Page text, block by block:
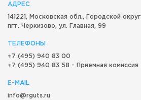
АДРЕС
141221, Московская обл., Городской округ
пгт. Черкизово, ул. Главная, 99
ТЕЛЕФОНЫ
+7 (495) 940 83 00
+7 (495) 940 83 58 - Приемная комиссия
E-MAIL
info@rguts.ru